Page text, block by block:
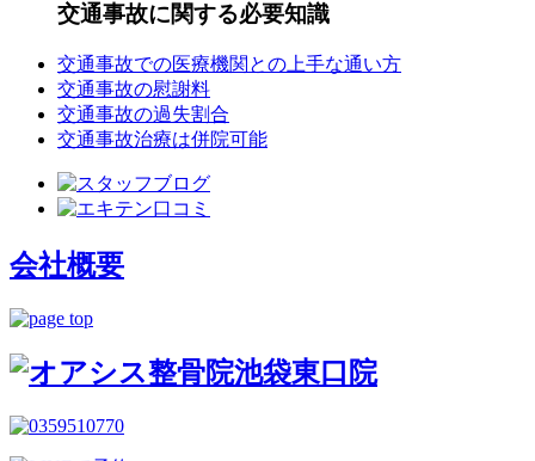
交通事故に関する必要知識
交通事故での医療機関との上手な通い方
交通事故の慰謝料
交通事故の過失割合
交通事故治療は併院可能
会社概要